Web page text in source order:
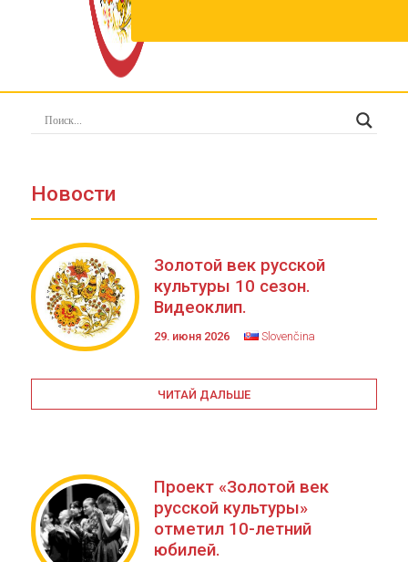
Новости
Золотой век русской
культуры 10 сезон.
Видеоклип.
29. июня 2026 Slovenčina
ЧИТАЙ ДАЛЬШЕ
Проект «Золотой век
русской культуры»
отметил 10-летний
юбилей.